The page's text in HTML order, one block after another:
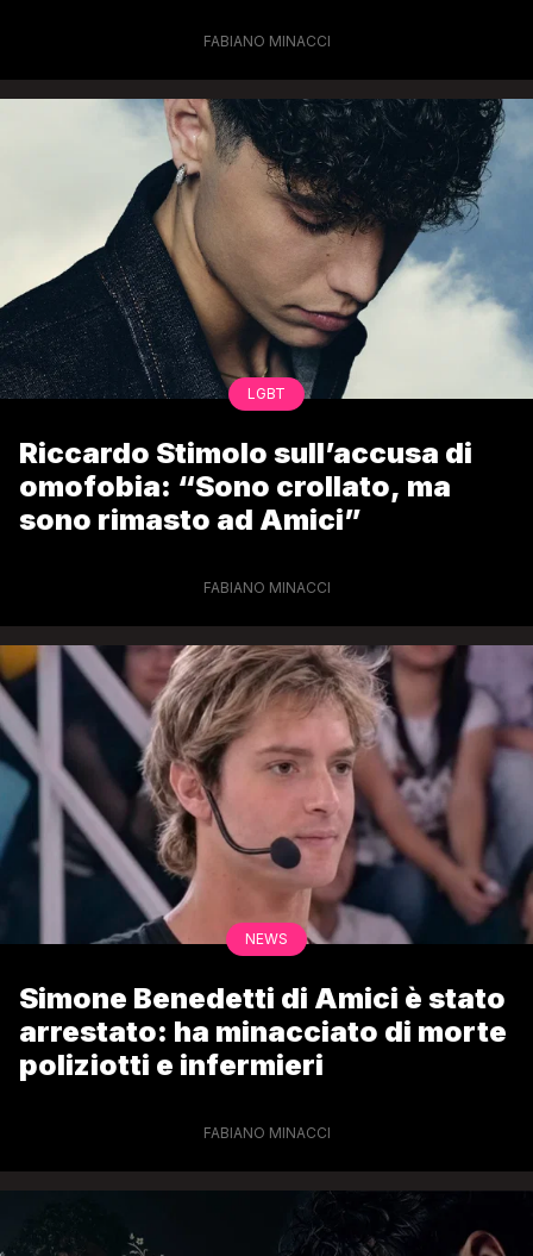
FABIANO MINACCI
LGBT
Riccardo Stimolo sull’accusa di
omofobia: “Sono crollato, ma
sono rimasto ad Amici”
FABIANO MINACCI
NEWS
Simone Benedetti di Amici è stato
arrestato: ha minacciato di morte
poliziotti e infermieri
FABIANO MINACCI